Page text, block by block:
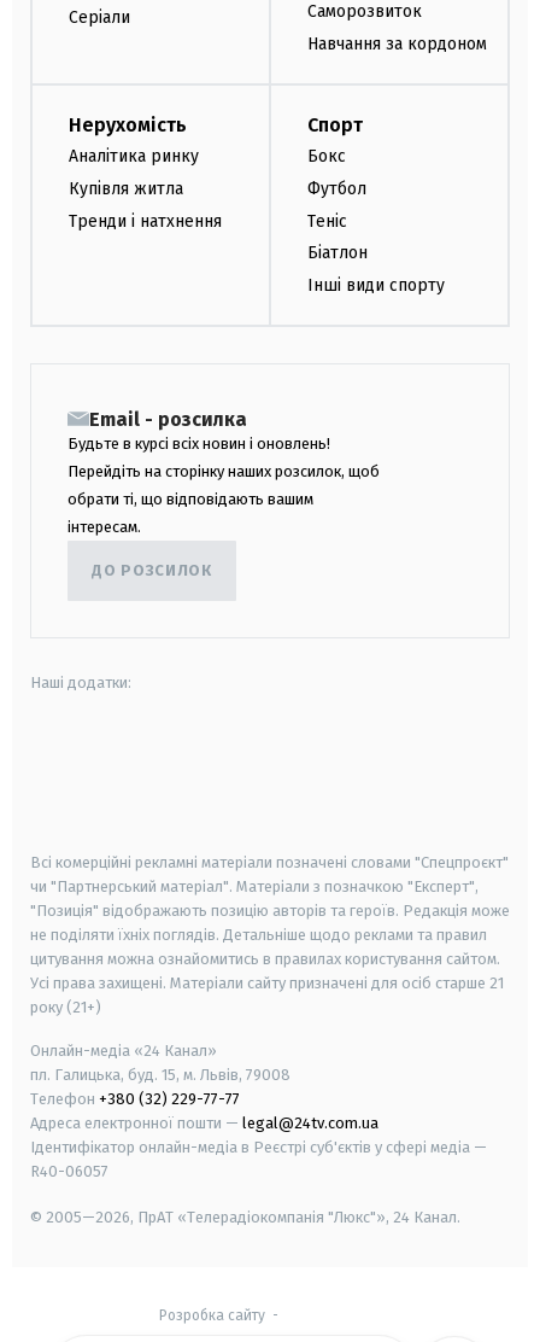
Серіали
Саморозвиток
Навчання за кордоном
Нерухомість
Аналітика ринку
Купівля житла
Тренди і натхнення
Спорт
Бокс
Футбол
Теніс
Біатлон
Інші види спорту
Email - розсилка
Будьте в курсі всіх новин і оновлень!
Перейдіть на сторінку наших розсилок, щоб
обрати ті, що відповідають вашим
інтересам.
ДО РОЗСИЛОК
Наші додатки:
Всі комерційні рекламні матеріали позначені словами "Спецпроєкт"
чи "Партнерський матеріал". Матеріали з позначкою "Експерт",
"Позиція" відображають позицію авторів та героїв. Редакція може
не поділяти їхніх поглядів. Детальніше щодо реклами та правил
цитування можна ознайомитись в правилах користування сайтом.
Усі права захищені. Матеріали сайту призначені для осіб старше 21
року (21+)
Онлайн-медіа «24 Канал»
пл. Галицька, буд. 15, м. Львів, 79008
Телефон +380 (32) 229-77-77
Адреса електронної пошти — legal@24tv.com.ua
Ідентифікатор онлайн-медіа в Реєстрі суб'єктів у сфері медіа —
R40-06057
© 2005—2026, ПрАТ «Телерадіокомпанія "Люкс"», 24 Канал.
Розробка сайту-